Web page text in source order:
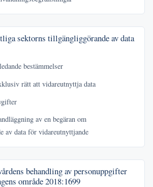
sektorns tillgängliggörande av data
bestämmelser
rätt att vidareutnyttja data
av en begäran om
av data för vidareutnyttjande
behandling av personuppgifter
område2018:1699